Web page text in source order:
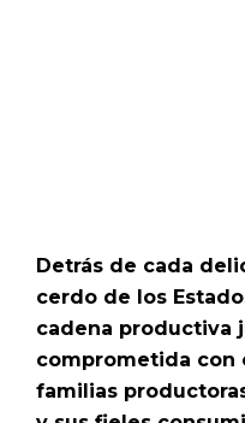
Detrás de cada
cerdo de los
cadena productiva
comprometida con
familias